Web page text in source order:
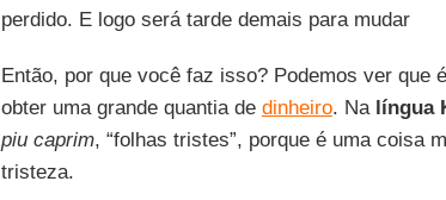
perdido. E logo será tarde demais para mudar
Então, por que você faz isso? Podemos ver que
obter uma grande quantia de dinheiro. Na língua
piu caprim, “folhas tristes”, porque é uma coisa
tristeza.